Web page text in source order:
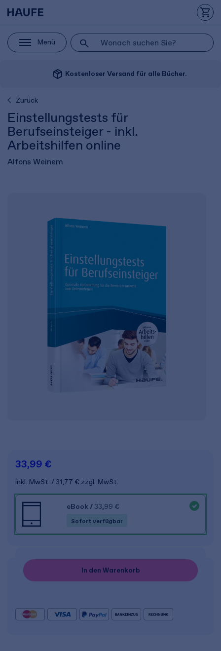
Menü
package_2 Kostenloser Versand für alle Bücher.
Zurück
Einstellungstests für
Berufseinsteiger - inkl.
Arbeitshilfen online
Alfons Weinem
33,99 €
inkl. MwSt. 31,77 € zzgl. MwSt.
eBook / 33,99 €
Sofort verfügbar
In den Warenkorb